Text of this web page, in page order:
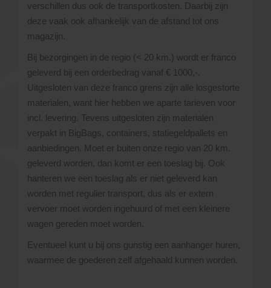
verschillen dus ook de transportkosten. Daarbij zijn
deze vaak ook afhankelijk van de afstand tot ons
magazijn.
Bij bezorgingen in de regio (< 20 km.) wordt er franco
geleverd bij een orderbedrag vanaf € 1000,-.
Uitgesloten van deze franco grens zijn alle losgestorte
materialen, want hier hebben we aparte tarieven voor
incl. levering. Tevens uitgesloten zijn materialen
verpakt in BigBags, containers, statiegeldpallets en
aanbiedingen. Moet er buiten onze regio van 20 km.
geleverd worden, dan komt er een toeslag bij. Ook
hanteren we een toeslag als er niet geleverd kan
worden met regulier transport, dus als er extern
vervoer moet worden ingehuurd of met een kleinere
wagen gereden moet worden.
Eventueel kunt u bij ons gunstig een aanhanger huren,
waarmee de goederen zelf afgehaald kunnen worden.